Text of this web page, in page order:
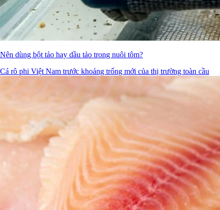
Nên dùng bột tảo hay dầu tảo trong nuôi tôm?
Cá rô phi Việt Nam trước khoảng trống mới của thị trường toàn cầu